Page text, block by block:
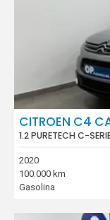
CITROEN C4
1.2 PURETECH C-
2020
100.000 km
Gasolina